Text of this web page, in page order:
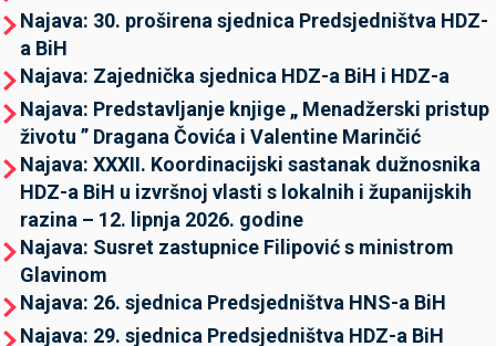
Najava: 30. proširena sjednica Predsjedništva HDZ-
a BiH
Najava: Zajednička sjednica HDZ-a BiH i HDZ-a
Najava: Predstavljanje knjige „ Menadžerski pristup
životu ” Dragana Čovića i Valentine Marinčić
Najava: XXXII. Koordinacijski sastanak dužnosnika
HDZ-a BiH u izvršnoj vlasti s lokalnih i županijskih
razina – 12. lipnja 2026. godine
Najava: Susret zastupnice Filipović s ministrom
Glavinom
Najava: 26. sjednica Predsjedništva HNS-a BiH
Najava: 29. sjednica Predsjedništva HDZ-a BiH